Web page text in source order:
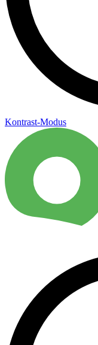
Kontrast-Modus